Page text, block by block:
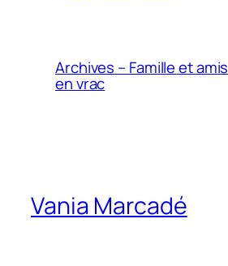
Archives – Famille et amis
en vrac
Vania Marcadé